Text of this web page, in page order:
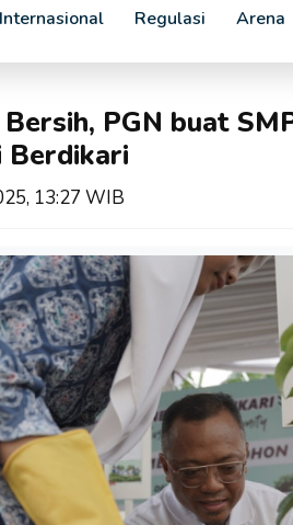
Internasional Regulasi Arena
PGN buat
Berdikari
13:27 WIB